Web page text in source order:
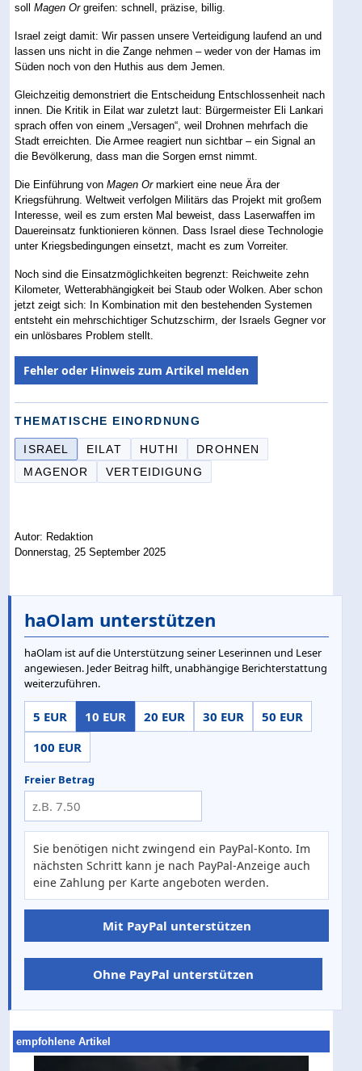
sollMagen Orgreifen: schnell, präzise, billig.
Israel zeigt damit: Wir passen unsere Verteidigung laufend an und
lassen uns nicht in die Zange nehmen – weder von der Hamas im
Süden noch von den Huthis aus dem Jemen.
Gleichzeitig demonstriert die Entscheidung Entschlossenheit nach
innen. Die Kritik in Eilat war zuletzt laut: Bürgermeister Eli Lankari
sprach offen von einem „Versagen“, weil Drohnen mehrfach die
Stadt erreichten. Die Armee reagiert nun sichtbar – ein Signal an
die Bevölkerung, dass man die Sorgen ernst nimmt.
Die Einführung vonMagen Ormarkiert eine neue Ära der
Kriegsführung. Weltweit verfolgen Militärs das Projekt mit großem
Interesse, weil es zum ersten Mal beweist, dass Laserwaffen im
Dauereinsatz funktionieren können. Dass Israel diese Technologie
unter Kriegsbedingungen einsetzt, macht es zum Vorreiter.
Noch sind die Einsatzmöglichkeiten begrenzt: Reichweite zehn
Kilometer, Wetterabhängigkeit bei Staub oder Wolken. Aber schon
jetzt zeigt sich: In Kombination mit den bestehenden Systemen
entsteht ein mehrschichtiger Schutzschirm, der Israels Gegner vor
ein unlösbares Problem stellt.
Fehler oder Hinweis zum Artikel melden
THEMATISCHE EINORDNUNG
ISRAEL EILAT HUTHI
DROHNEN
MAGENOR
VERTEIDIGUNG
Autor: Redaktion
Donnerstag, 25 September 2025
haOlam unterstützen
haOlam ist auf die Unterstützung seiner Leserinnen und Leser
angewiesen. Jeder Beitrag hilft, unabhängige Berichterstattung
weiterzuführen.
5 EUR 10 EUR 20 EUR 30 EUR
50 EUR
100 EUR
Freier Betrag
Sie benötigen nicht zwingend ein PayPal-Konto. Im
nächsten Schritt kann je nach PayPal-Anzeige auch
eine Zahlung per Karte angeboten werden.
Mit PayPal unterstützen
Ohne PayPal unterstützen
empfohlene Artikel